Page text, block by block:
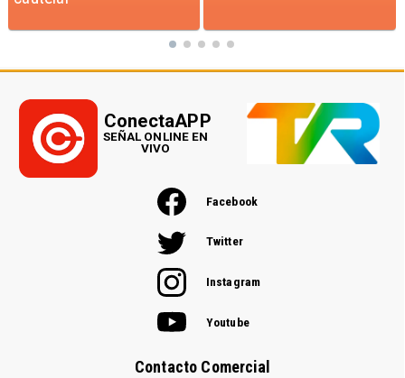
Facebook
Twitter
Instagram
Youtube
Contacto Comercial
ConectaAPP
SEÑAL ONLINE EN
VIVO